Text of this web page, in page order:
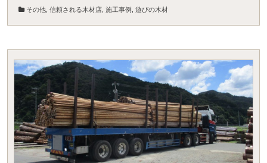
その他 信頼される木材店 施工事例 遊びの木材